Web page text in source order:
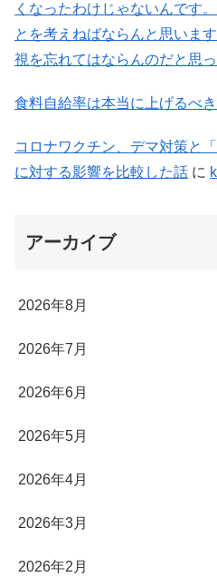
くなったわけじゃないんです
とを考えねばならんと思いま
視を忘れてはならんのだと思っ
食料自給率は本当に上げるべ
コロナワクチン、デマ対策と
に対する影響を比較した話 に
アーカイブ
2026年8月
2026年7月
2026年6月
2026年5月
2026年4月
2026年3月
2026年2月